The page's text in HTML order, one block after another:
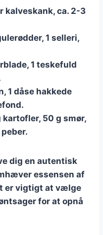
kalveskank, ca. 2-3
1 selleri,
1 teskefuld
1 dåse hakkede
kartofler, 50 g smør,
dig en autentisk
essensen af
er vigtigt at vælge
for at opnå